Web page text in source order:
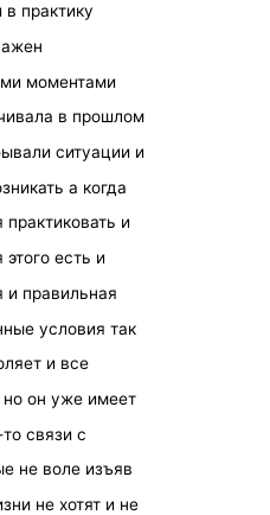
практику
моментами
в прошлом
ситуации и
а когда
и
есть и
и правильная
условия так
и все
но он уже имеет
связи с
не воле изъяв
не хотят и не